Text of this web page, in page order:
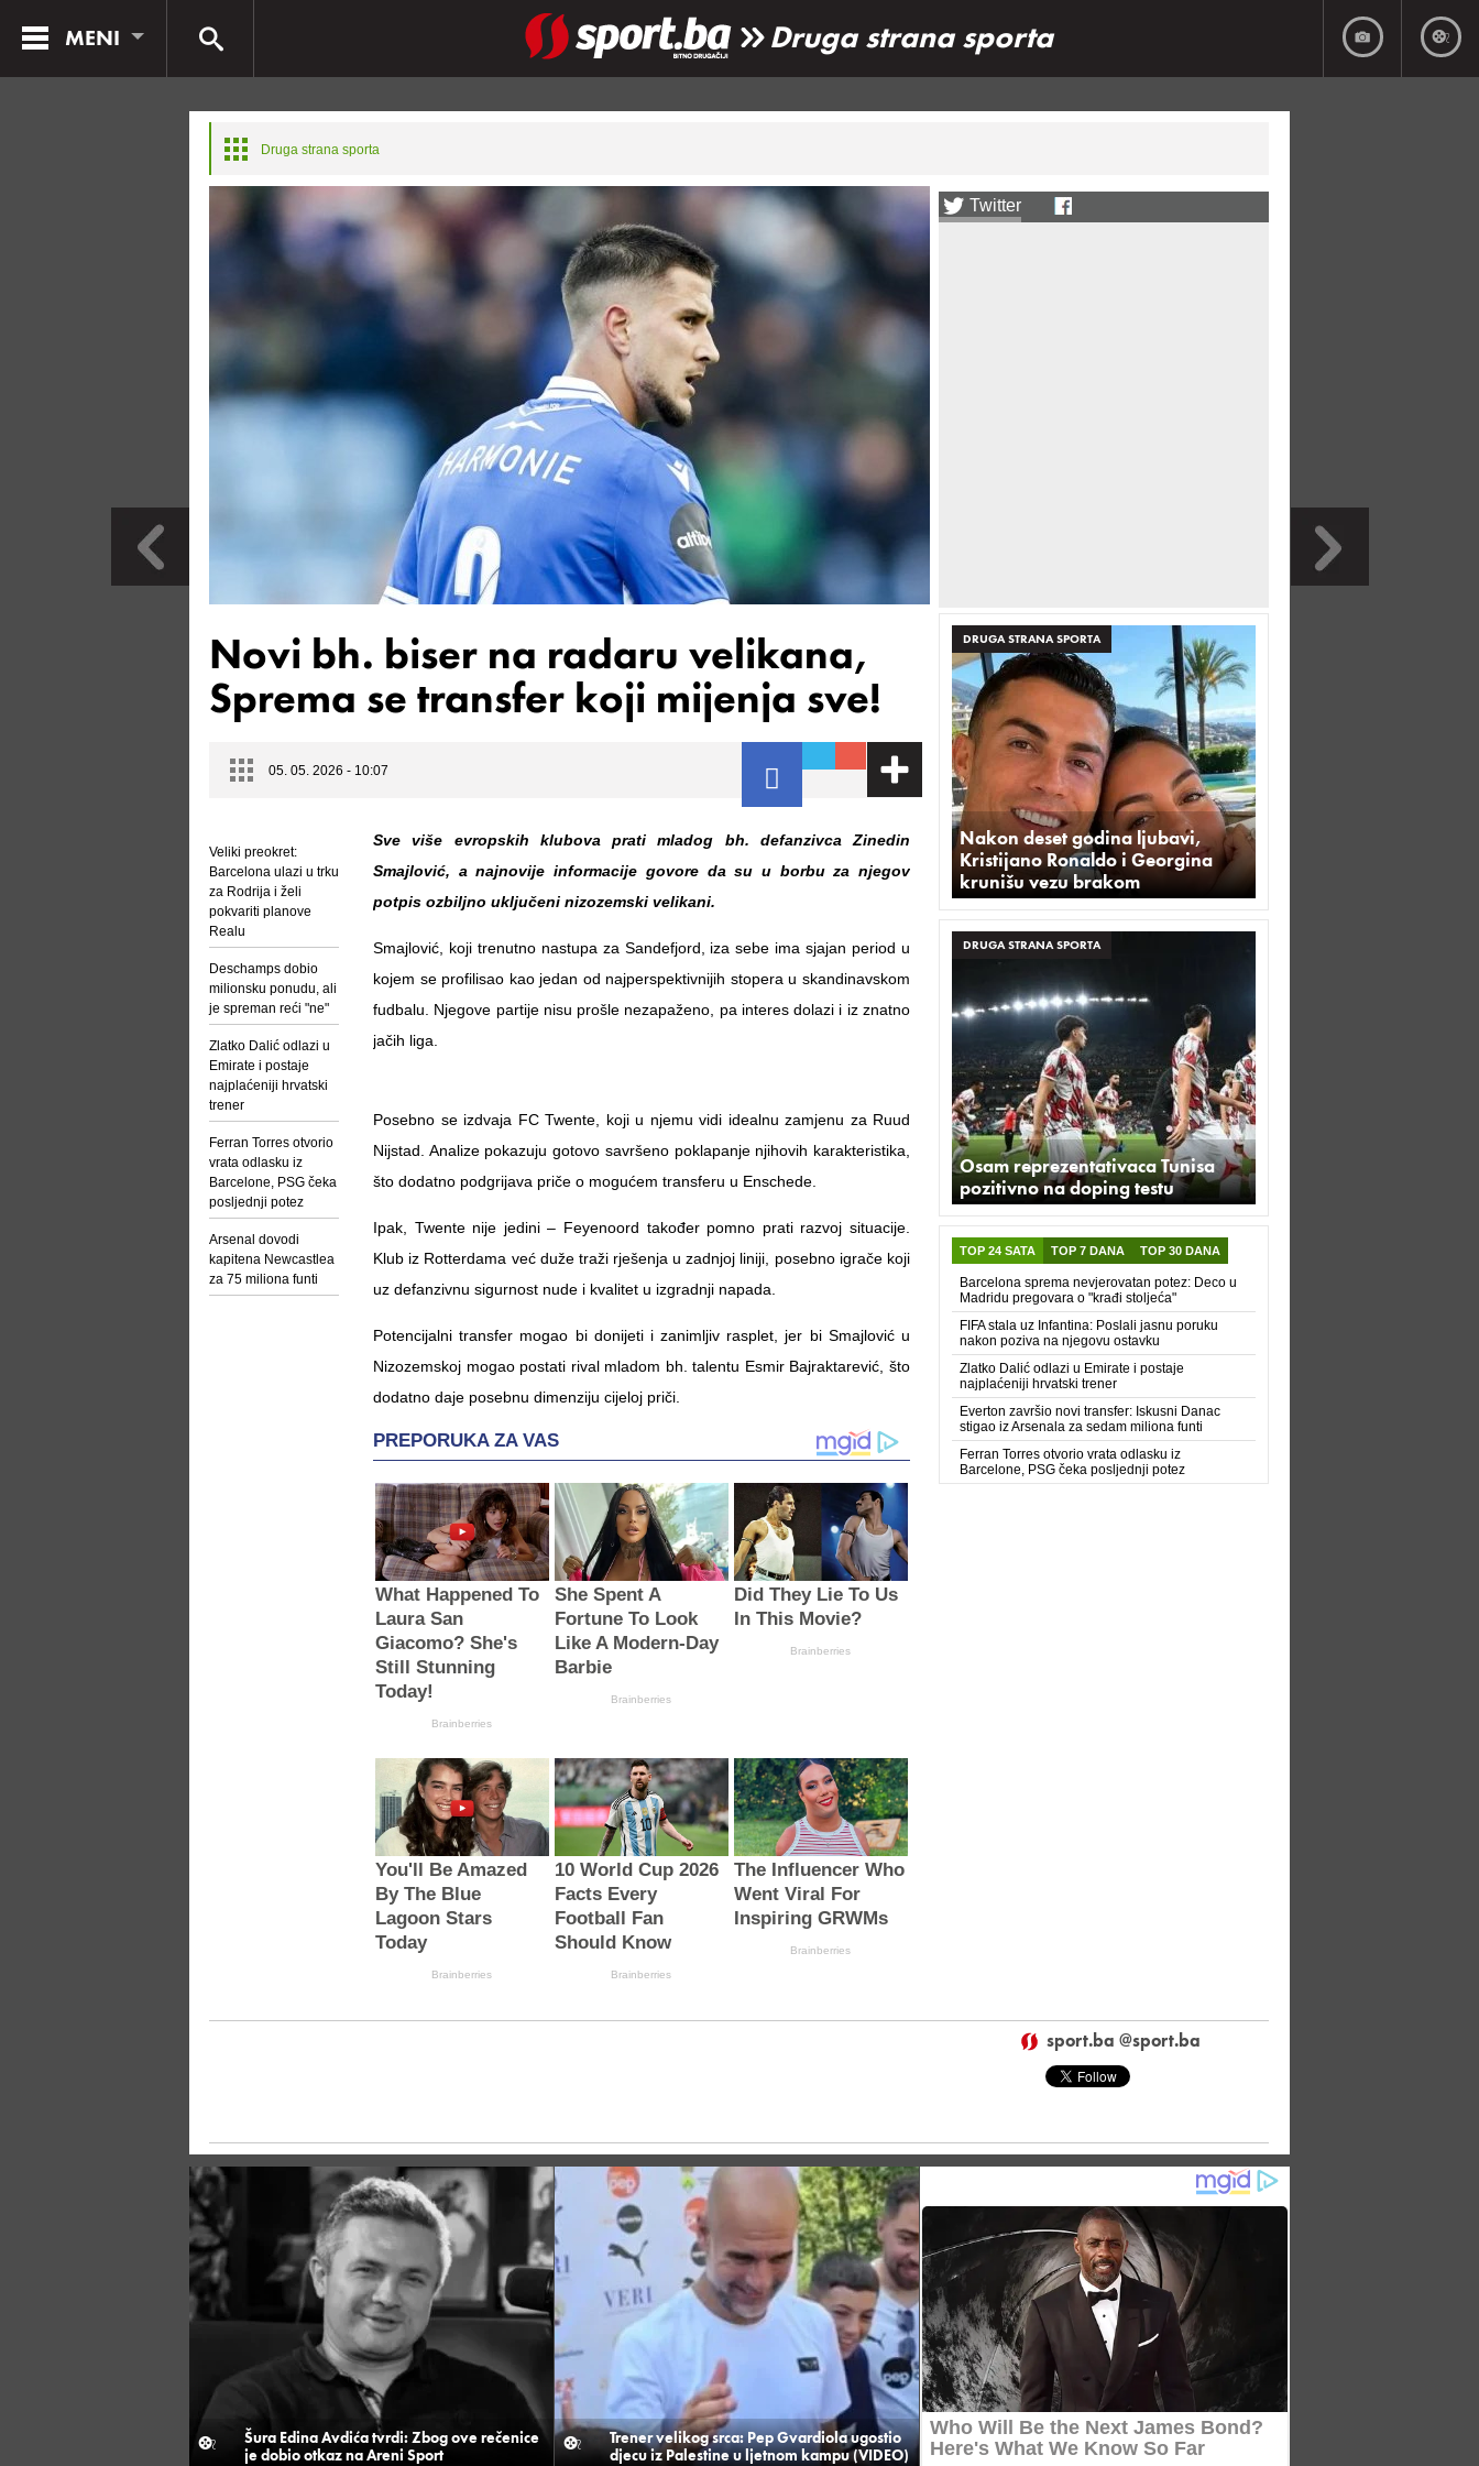
MENI Druga strana sporta
Druga strana sporta
Novi bh. biser na radaru velikana,
Sprema se transfer koji mijenja sve!
05. 05. 2026 - 10:07
Veliki preokret:
Barcelona ulazi u trku
za Rodrija i želi
pokvariti planove
Realu
Deschamps dobio
milionsku ponudu, ali
je spreman reći "ne"
Zlatko Dalić odlazi u
Emirate i postaje
najplaćeniji hrvatski
trener
Ferran Torres otvorio
vrata odlasku iz
Barcelone, PSG čeka
posljednji potez
Arsenal dovodi
kapitena Newcastlea
za 75 miliona funti
Sve više evropskih klubova prati mladog bh. defanzivca Zinedin
Smajlović, a najnovije informacije govore da su u borbu za njegov
potpis ozbiljno uključeni nizozemski velikani.
Smajlović, koji trenutno nastupa za Sandefjord, iza sebe ima sjajan period u
kojem se profilisao kao jedan od najperspektivnijih stopera u skandinavskom
fudbalu. Njegove partije nisu prošle nezapaženo, pa interes dolazi i iz znatno
jačih liga.
Posebno se izdvaja FC Twente, koji u njemu vidi idealnu zamjenu za Ruud
Nijstad. Analize pokazuju gotovo savršeno poklapanje njihovih karakteristika,
što dodatno podgrijava priče o mogućem transferu u Enschede.
Ipak, Twente nije jedini – Feyenoord također pomno prati razvoj situacije.
Klub iz Rotterdama već duže traži rješenja u zadnjoj liniji, posebno igrače koji
uz defanzivnu sigurnost nude i kvalitet u izgradnji napada.
Potencijalni transfer mogao bi donijeti i zanimljiv rasplet, jer bi Smajlović u
Nizozemskoj mogao postati rival mladom bh. talentu Esmir Bajraktarević, što
dodatno daje posebnu dimenziju cijeloj priči.
Twitter
DRUGA STRANA SPORTA
Nakon deset godina ljubavi,
Kristijano Ronaldo i Georgina
krunišu vezu brakom
DRUGA STRANA SPORTA
Osam reprezentativaca Tunisa
pozitivno na doping testu
TOP 24 SATA TOP 7 DANA TOP 30 DANA
Barcelona sprema nevjerovatan potez: Deco u
Madridu pregovara o "krađi stoljeća"
FIFA stala uz Infantina: Poslali jasnu poruku
nakon poziva na njegovu ostavku
Zlatko Dalić odlazi u Emirate i postaje
najplaćeniji hrvatski trener
Everton završio novi transfer: Iskusni Danac
stigao iz Arsenala za sedam miliona funti
Ferran Torres otvorio vrata odlasku iz
Barcelone, PSG čeka posljednji potez
sport.ba @sport.ba
Šura Edina Avdića tvrdi: Zbog ove rečenice
je dobio otkaz na Areni Sport
Trener velikog srca: Pep Gvardiola ugostio
djecu iz Palestine u ljetnom kampu (VIDEO)